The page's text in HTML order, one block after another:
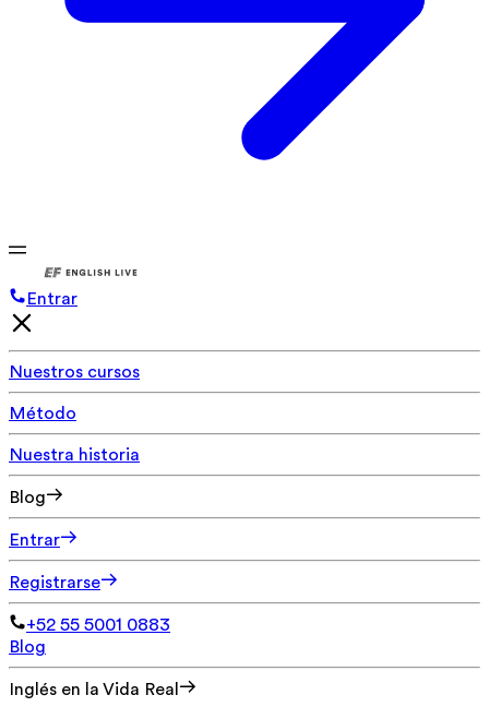
Entrar
Nuestros cursos
Método
Nuestra historia
Blog
Entrar
Registrarse
+52 55 5001 0883
Blog
Inglés en la Vida Real